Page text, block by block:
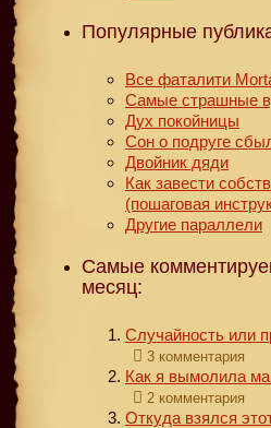
Популярные
Все фаталити
Самые страшные
Дух покойницы
Сон о подруге
Двойник дяди
Как завести
(пошаговая
Другие параллели
Самые
месяц:
Случайность или
3 комментария
Как я вымолила
2 комментария
Откуда взялся